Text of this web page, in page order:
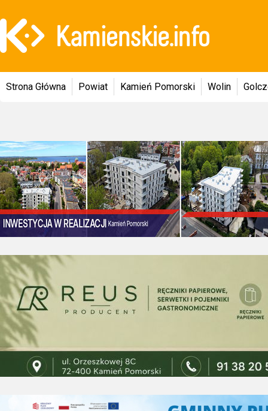
Strona Główna Powiat Kamień Pomorski Wolin